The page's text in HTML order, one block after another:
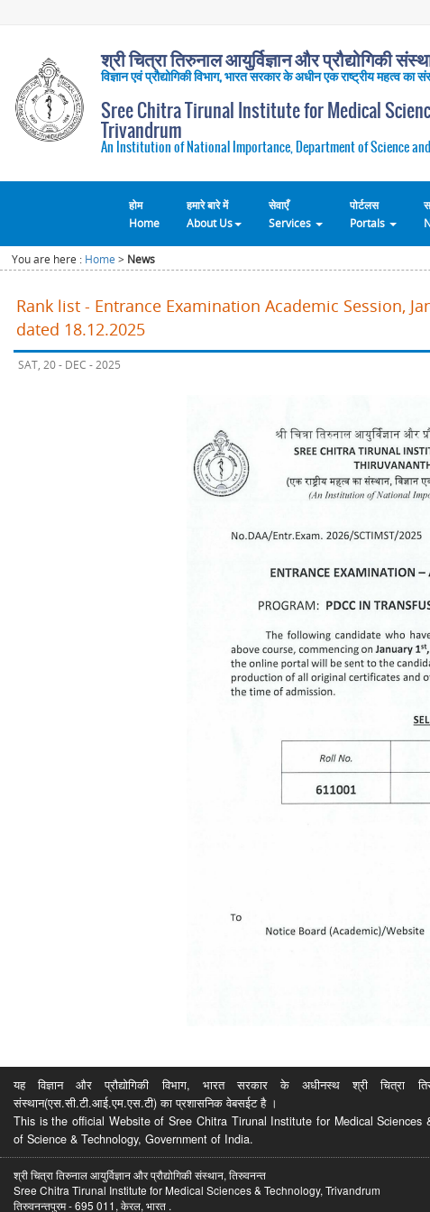
श्री चित्रा तिरुनाल आयुर्विज्ञान और प्रौद्योगिकी
विज्ञान एवं प्रौद्योगिकी विभाग, भारत सरकार के अधीन एक राष्ट्रीय महत्व का
Sree Chitra Tirunal Institute for Medical
Trivandrum
An Institution of National Importance, Department of Science
होम
Home
हमारे बारे में
About Us
सेवाएँ
Services
पोर्टलस
Portals
You are here : Home > News
Rank list - Entrance Examination Academic Session,
dated 18.12.2025
SAT, 20 - DEC - 2025
यह विज्ञान और प्रौद्योगिकी विभाग, भारत सरकार के अधीनस्थ श्री चित्रा
संस्थान(एस.सी.टी.आई.एम.एस.टी) का प्रशासनिक वेबसईट है ।
This is the official Website of Sree Chitra Tirunal Institute for Medical Sciences
of Science & Technology, Government of India.
श्री चित्रा तिरुनाल आयुर्विज्ञान और प्रौद्योगिकी संस्थान, तिरुवनन्त
Sree Chitra Tirunal Institute for Medical Sciences & Technology, Trivandrum
तिरुवनन्तपुरम - 695 011, केरल, भारत .